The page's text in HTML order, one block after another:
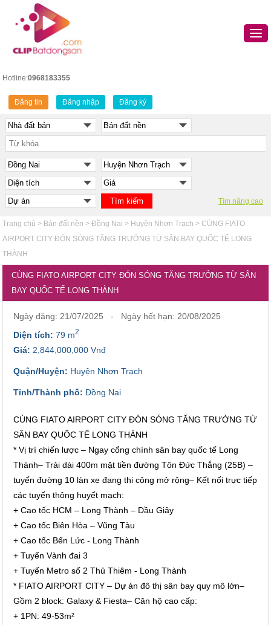
Hotline:0968183355
Đăng tin Đăng nhập Đăng ký
Tìm nâng cao
Trang chủ > Bán đất nền >Đồng Nai > Huyện Nhơn Trạch >CÙNG FIATO
AIRPORT CITY ĐÓN SÓNG TĂNG TRƯỞNG TỪ SÂN BAY QUỐC TẾ LONG
THÀNH
CÙNG FIATO AIRPORT CITY ĐÓN SÓNG TĂNG TRƯỞNG TỪ SÂN
BAY QUỐC TẾ LONG THÀNH
Ngày đăng: 21/07/2025 - Ngày hết hạn: 20/08/2025
Diện tích: 79 m2
Giá: 2,844,000,000 Vnđ
Quận/Huyện: Huyện Nhơn Trạch
Tỉnh/Thành phố: Đồng Nai
CÙNG FIATO AIRPORT CITY ĐÓN SÓNG TĂNG TRƯỞNG TỪ
SÂN BAY QUỐC TẾ LONG THÀNH
* Vị trí chiến lược – Ngay cổng chính sân bay quốc tế Long
Thành– Trải dài 400m mặt tiền đường Tôn Đức Thắng (25B) –
tuyến đường 10 làn xe đang thi công mở rộng– Kết nối trực tiếp
các tuyến thông huyết mạch:
+ Cao tốc HCM – Long Thành – Dầu Giây
+ Cao tốc Biên Hòa – Vũng Tàu
+ Cao tốc Bến Lức - Long Thành
+ Tuyến Vành đai 3
+ Tuyến Metro số 2 Thủ Thiêm - Long Thành
* FIATO AIRPORT CITY – Dự án đô thị sân bay quy mô lớn–
Gồm 2 block: Galaxy & Fiesta– Căn hộ cao cấp:
+ 1PN: 49-53m²